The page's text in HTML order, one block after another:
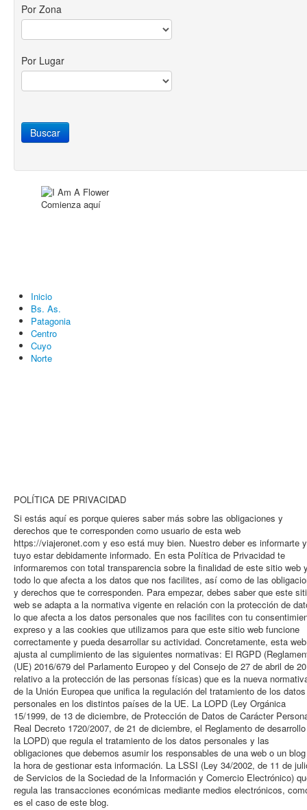
Por Zona
Por Lugar
Comienza aquí
Inicio
Bs. As.
Patagonia
Centro
Cuyo
Norte
POLÍTICA DE PRIVACIDAD
Si estás aquí es porque quieres saber más sobre las obligaciones y
derechos que te corresponden como usuario de esta web
https://viajeronet.com y eso está muy bien. Nuestro deber es informarte
tuyo estar debidamente informado. En esta Política de Privacidad te
informaremos con total transparencia sobre la finalidad de este sitio web
todo lo que afecta a los datos que nos facilites, así como de las
y derechos que te corresponden. Para empezar, debes saber que este
web se adapta a la normativa vigente en relación con la protección de
lo que afecta a los datos personales que nos facilites con tu
expreso y a las cookies que utilizamos para que este sitio web funcione
correctamente y pueda desarrollar su actividad. Concretamente, esta
ajusta al cumplimiento de las siguientes normativas: El RGPD
(UE) 2016/679 del Parlamento Europeo y del Consejo de 27 de abril de
relativo a la protección de las personas físicas) que es la nueva
de la Unión Europea que unifica la regulación del tratamiento de los datos
personales en los distintos países de la UE. La LOPD (Ley Orgánica
15/1999, de 13 de diciembre, de Protección de Datos de Carácter
Real Decreto 1720/2007, de 21 de diciembre, el Reglamento de
la LOPD) que regula el tratamiento de los datos personales y las
obligaciones que debemos asumir los responsables de una web o un
la hora de gestionar esta información. La LSSI (Ley 34/2002, de 11 de
de Servicios de la Sociedad de la Información y Comercio Electrónico)
regula las transacciones económicas mediante medios electrónicos,
es el caso de este blog.